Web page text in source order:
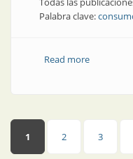
Palabra clave:
Read moreabout
Páginas
1 2 3